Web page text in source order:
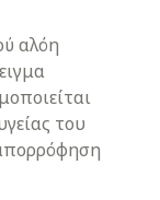
αλόη
του